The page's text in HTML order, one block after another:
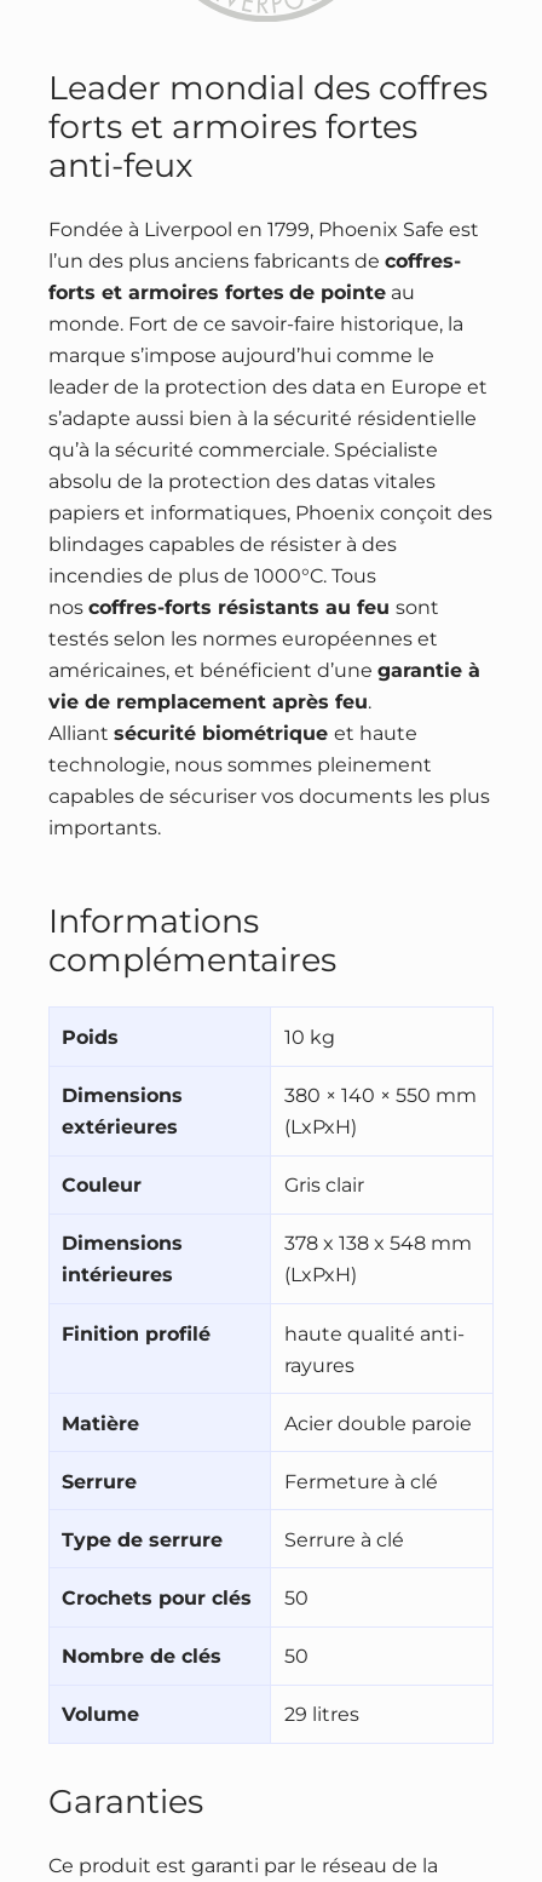
Leader mondial des coffres
forts et armoires fortes
anti-feux
Fondée à Liverpool en 1799, Phoenix Safe est
l’un des plus anciens fabricants de coffres-
forts et armoires fortes de pointeau
monde. Fort de ce savoir-faire historique, la
marque s’impose aujourd’hui comme le
leader de la protection des data en Europe et
s’adapte aussi bien à la sécurité résidentielle
qu’à la sécurité commerciale. Spécialiste
absolu de la protection des datas vitales
papiers et informatiques, Phoenix conçoit des
blindages capables de résister à des
incendies de plus de 1000°C. Tous
nos coffres-forts résistants au feu sont
testés selon les normes européennes et
américaines, et bénéficient d’une garantie à
vie de remplacement après feu.
Alliant sécurité biométrique et haute
technologie, nous sommes pleinement
capables de sécuriser vos documents les plus
importants.
Informations
complémentaires
Poids 10 kg
Dimensions
extérieures
380 × 140 × 550 mm
(LxPxH)
Couleur Gris clair
Dimensions
intérieures
378 x 138 x 548 mm
(LxPxH)
Finition profilé
haute qualité anti-
rayures
Matière Acier double paroie
Serrure Fermeture à clé
Type de serrure Serrure à clé
Crochets pour clés 50
Nombre de clés 50
Volume 29 litres
Garanties
Ce produit est garanti par le réseau de la